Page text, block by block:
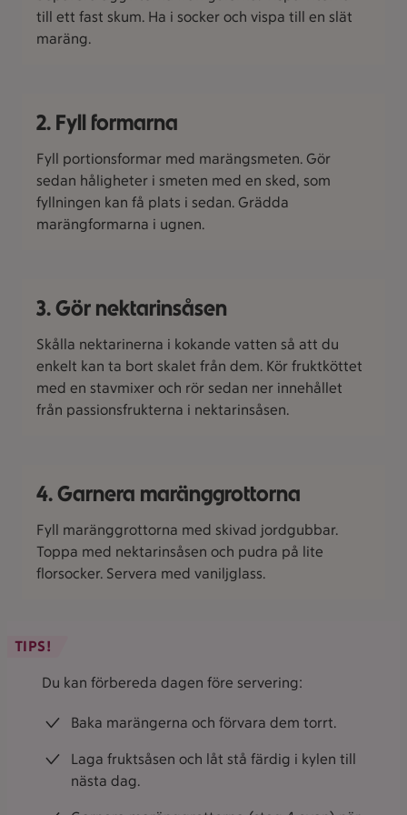
till ett fast skum. Ha i socker och vispa till en slät
maräng.
2. Fyll formarna
Fyll portionsformar med marängsmeten. Gör
sedan håligheter i smeten med en sked, som
fyllningen kan få plats i sedan. Grädda
marängformarna i ugnen.
3. Gör nektarinsåsen
Skålla nektarinerna i kokande vatten så att du
enkelt kan ta bort skalet från dem. Kör fruktköttet
med en stavmixer och rör sedan ner innehållet
från passionsfrukterna i nektarinsåsen.
4. Garnera maränggrottorna
Fyll maränggrottorna med skivad jordgubbar.
Toppa med nektarinsåsen och pudra på lite
florsocker. Servera med vaniljglass.
TIPS!
Du kan förbereda dagen före servering:
Baka marängerna och förvara dem torrt.
Laga fruktsåsen och låt stå färdig i kylen till
nästa dag.